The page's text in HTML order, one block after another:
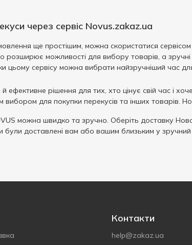
через сервіс Novus.zakaz.ua
ще простішим, можна скористатися
можливості для вибору товарів, а
цьому сервісу можна вибрати найзручніший час
рішення для тих, хто цінує свій час і
вибором для покупки перекусів та інших товарів.
можна швидко та зручно. Оберіть доставку
були доставлені вам або вашим близьким у зручний
Контакти
help@zakaz.ua